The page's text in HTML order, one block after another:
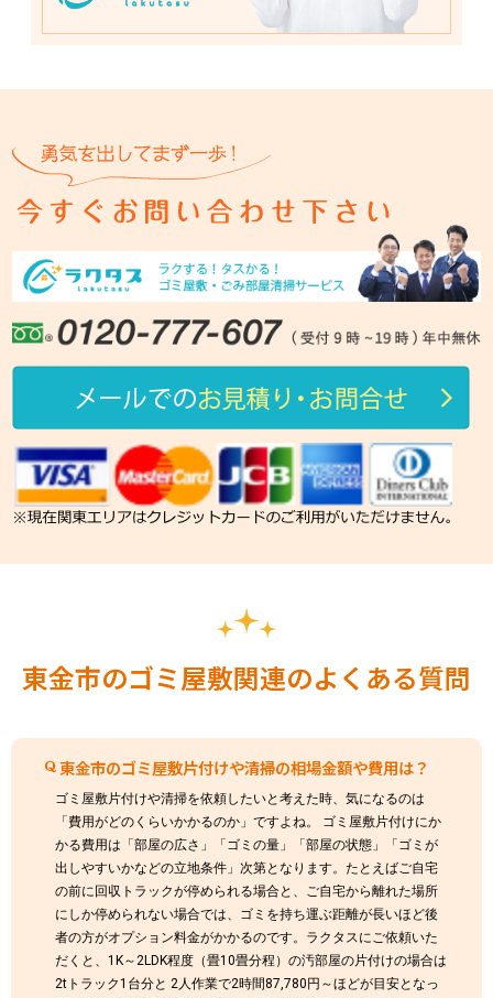
東金市のゴミ屋敷関連のよくある質問
東金市のゴミ屋敷片付けや清掃の相場金額や費用は？
ゴミ屋敷片付けや清掃を依頼したいと考えた時、気になるのは
「費用がどのくらいかかるのか」ですよね。 ゴミ屋敷片付けにか
かる費用は「部屋の広さ」「ゴミの量」「部屋の状態」「ゴミが
出しやすいかなどの立地条件」次第となります。たとえばご自宅
の前に回収トラックが停められる場合と、ご自宅から離れた場所
にしか停められない場合では、ゴミを持ち運ぶ距離が長いほど後
者の方がオプション料金がかかるのです。ラクタスにご依頼いた
だくと、1K～2LDK程度（畳10畳分程）の汚部屋の片付けの場合は
2tトラック1台分と 2人作業で2時間87,780円～ほどが目安となっ